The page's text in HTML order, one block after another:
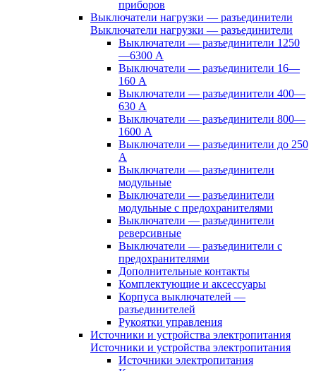
приборов
Выключатели нагрузки — разъединители
Выключатели нагрузки — разъединители
Выключатели — разъединители 1250
—6300 А
Выключатели — разъединители 16—
160 А
Выключатели — разъединители 400—
630 А
Выключатели — разъединители 800—
1600 А
Выключатели — разъединители до 250
А
Выключатели — разъединители
модульные
Выключатели — разъединители
модульные с предохранителями
Выключатели — разъединители
реверсивные
Выключатели — разъединители с
предохранителями
Дополнительные контакты
Комплектующие и аксессуары
Корпуса выключателей —
разъединителей
Рукоятки управления
Источники и устройства электропитания
Источники и устройства электропитания
Источники электропитания